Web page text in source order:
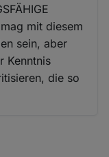
mit diesem
sein, aber
Kenntnis
die so